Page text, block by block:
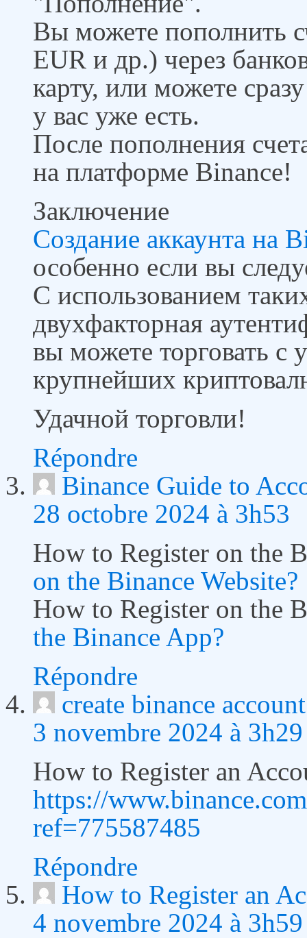
Вы можете пополнить
EUR и др.) через
карту, или можете
у вас уже есть.
После пополнения
на платформе Binance!
Заключение
Создание аккаунта на
особенно если вы
С использованием
двухфакторная
вы можете торговать с
крупнейших
Удачной торговли!
Répondre
Binance Guide to
28 octobre 2024 à 3h53
How to Register on the
on the Binance Website?
How to Register on the
the Binance App?
Répondre
create binance account
3 novembre 2024 à 3h29
How to Register an
https://
ref=775587485
Répondre
How to Register an
4 novembre 2024 à 3h59